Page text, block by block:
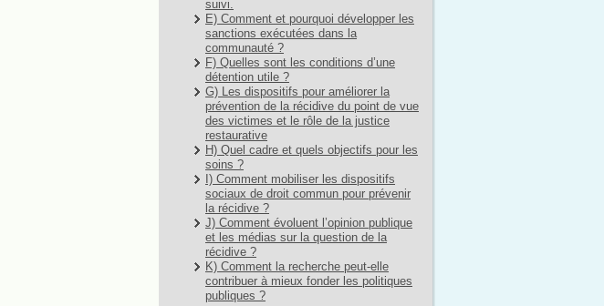
suivi.
E) Comment et pourquoi développer les
sanctions exécutées dans la
communauté ?
F) Quelles sont les conditions d’une
détention utile ?
G) Les dispositifs pour améliorer la
prévention de la récidive du point de vue
des victimes et le rôle de la justice
restaurative
H) Quel cadre et quels objectifs pour les
soins ?
I) Comment mobiliser les dispositifs
sociaux de droit commun pour prévenir
la récidive ?
J) Comment évoluent l’opinion publique
et les médias sur la question de la
récidive ?
K) Comment la recherche peut-elle
contribuer à mieux fonder les politiques
publiques ?